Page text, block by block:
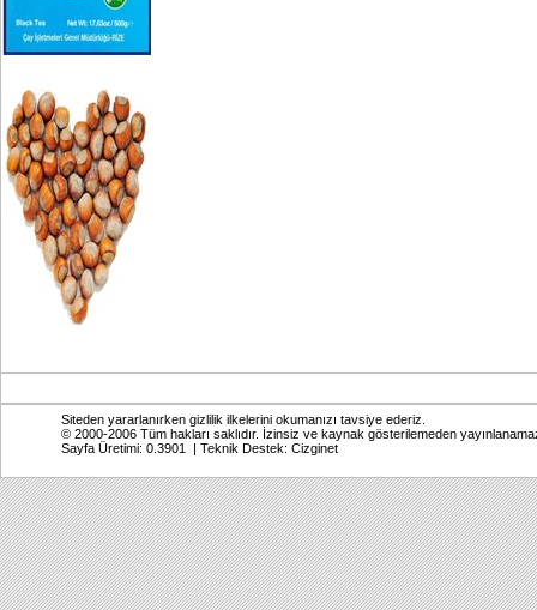
Siteden yararlanırken gizlilik ilkelerini okumanızı tavsiye ederiz.
© 2000-2006 Tüm hakları saklıdır. İzinsiz ve kaynak gösterilemeden
Sayfa Üretimi: 0.3901 | Teknik Destek: Cizginet